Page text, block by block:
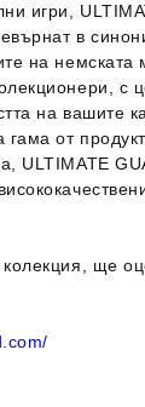
игри,
в
на
с
на вашите
гама от
ULTIMATE
ще